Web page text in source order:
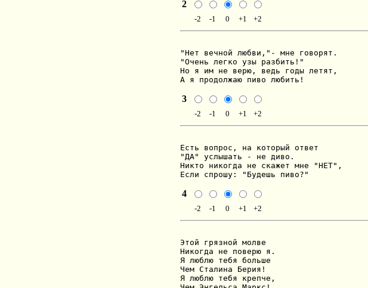
2
-2 -1 0 +1 +2
"Нет вечной любви,"- мне говорят.
"Очень легко узы разбить!"
Но я им не верю, ведь годы летят,
А я продолжаю пиво любить!
3
-2 -1 0 +1 +2
Есть вопрос, на который ответ
"ДА" услышать - не диво.
Никто никогда не скажет мне "НЕТ",
Если спрошу: "Будешь пиво?"
4
-2 -1 0 +1 +2
Этой грязной молве
Никогда не поверю я.
Я люблю тебя больше
Чем Сталина Берия!
Я люблю тебя крепче,